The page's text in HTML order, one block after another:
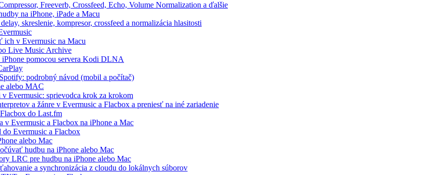
Freeverb, Crossfeed, Echo, Volume Normalization a ďalšie
na iPhone, iPade a Macu
skreslenie, kompresor, crossfeed a normalizácia hlasitosti
v Evermusic na Macu
Live Music Archive
pomocou servera Kodi DLNA
podrobný návod (mobil a počítač)
alebo MAC
Evermusic: sprievodca krok za krokom
a žánre v Evermusic a Flacbox a preniesť na iné zariadenie
do Last.fm
Evermusic a Flacbox na iPhone a Mac
Evermusic a Flacbox
alebo Mac
hudbu na iPhone alebo Mac
LRC pre hudbu na iPhone alebo Mac
a synchronizácia z cloudu do lokálnych súborov